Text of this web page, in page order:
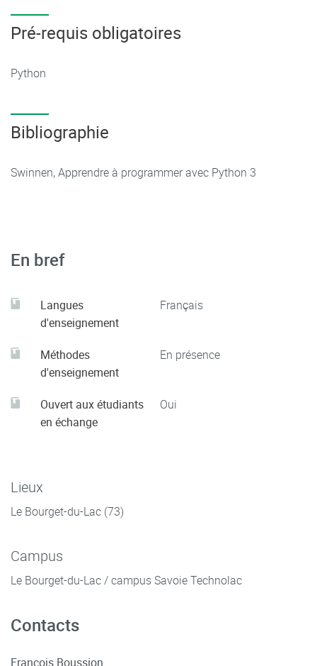
Pré-requis obligatoires
Python
Bibliographie
Swinnen, Apprendre à programmer avec Python 3
En bref
Langues
d'enseignement
Français
Méthodes
d'enseignement
En présence
Ouvert aux étudiants
en échange
Oui
Lieux
Le Bourget-du-Lac (73)
Campus
Le Bourget-du-Lac / campus Savoie Technolac
Contacts
Francois Boussion